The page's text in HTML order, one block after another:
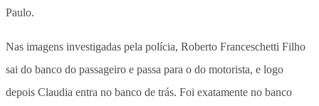
Paulo.
Nas imagens investigadas pela polícia, Roberto Franceschetti Filho
sai do banco do passageiro e passa para o do motorista, e logo
depois Claudia entra no banco de trás. Foi exatamente no banco